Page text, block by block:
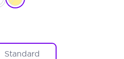
Standard